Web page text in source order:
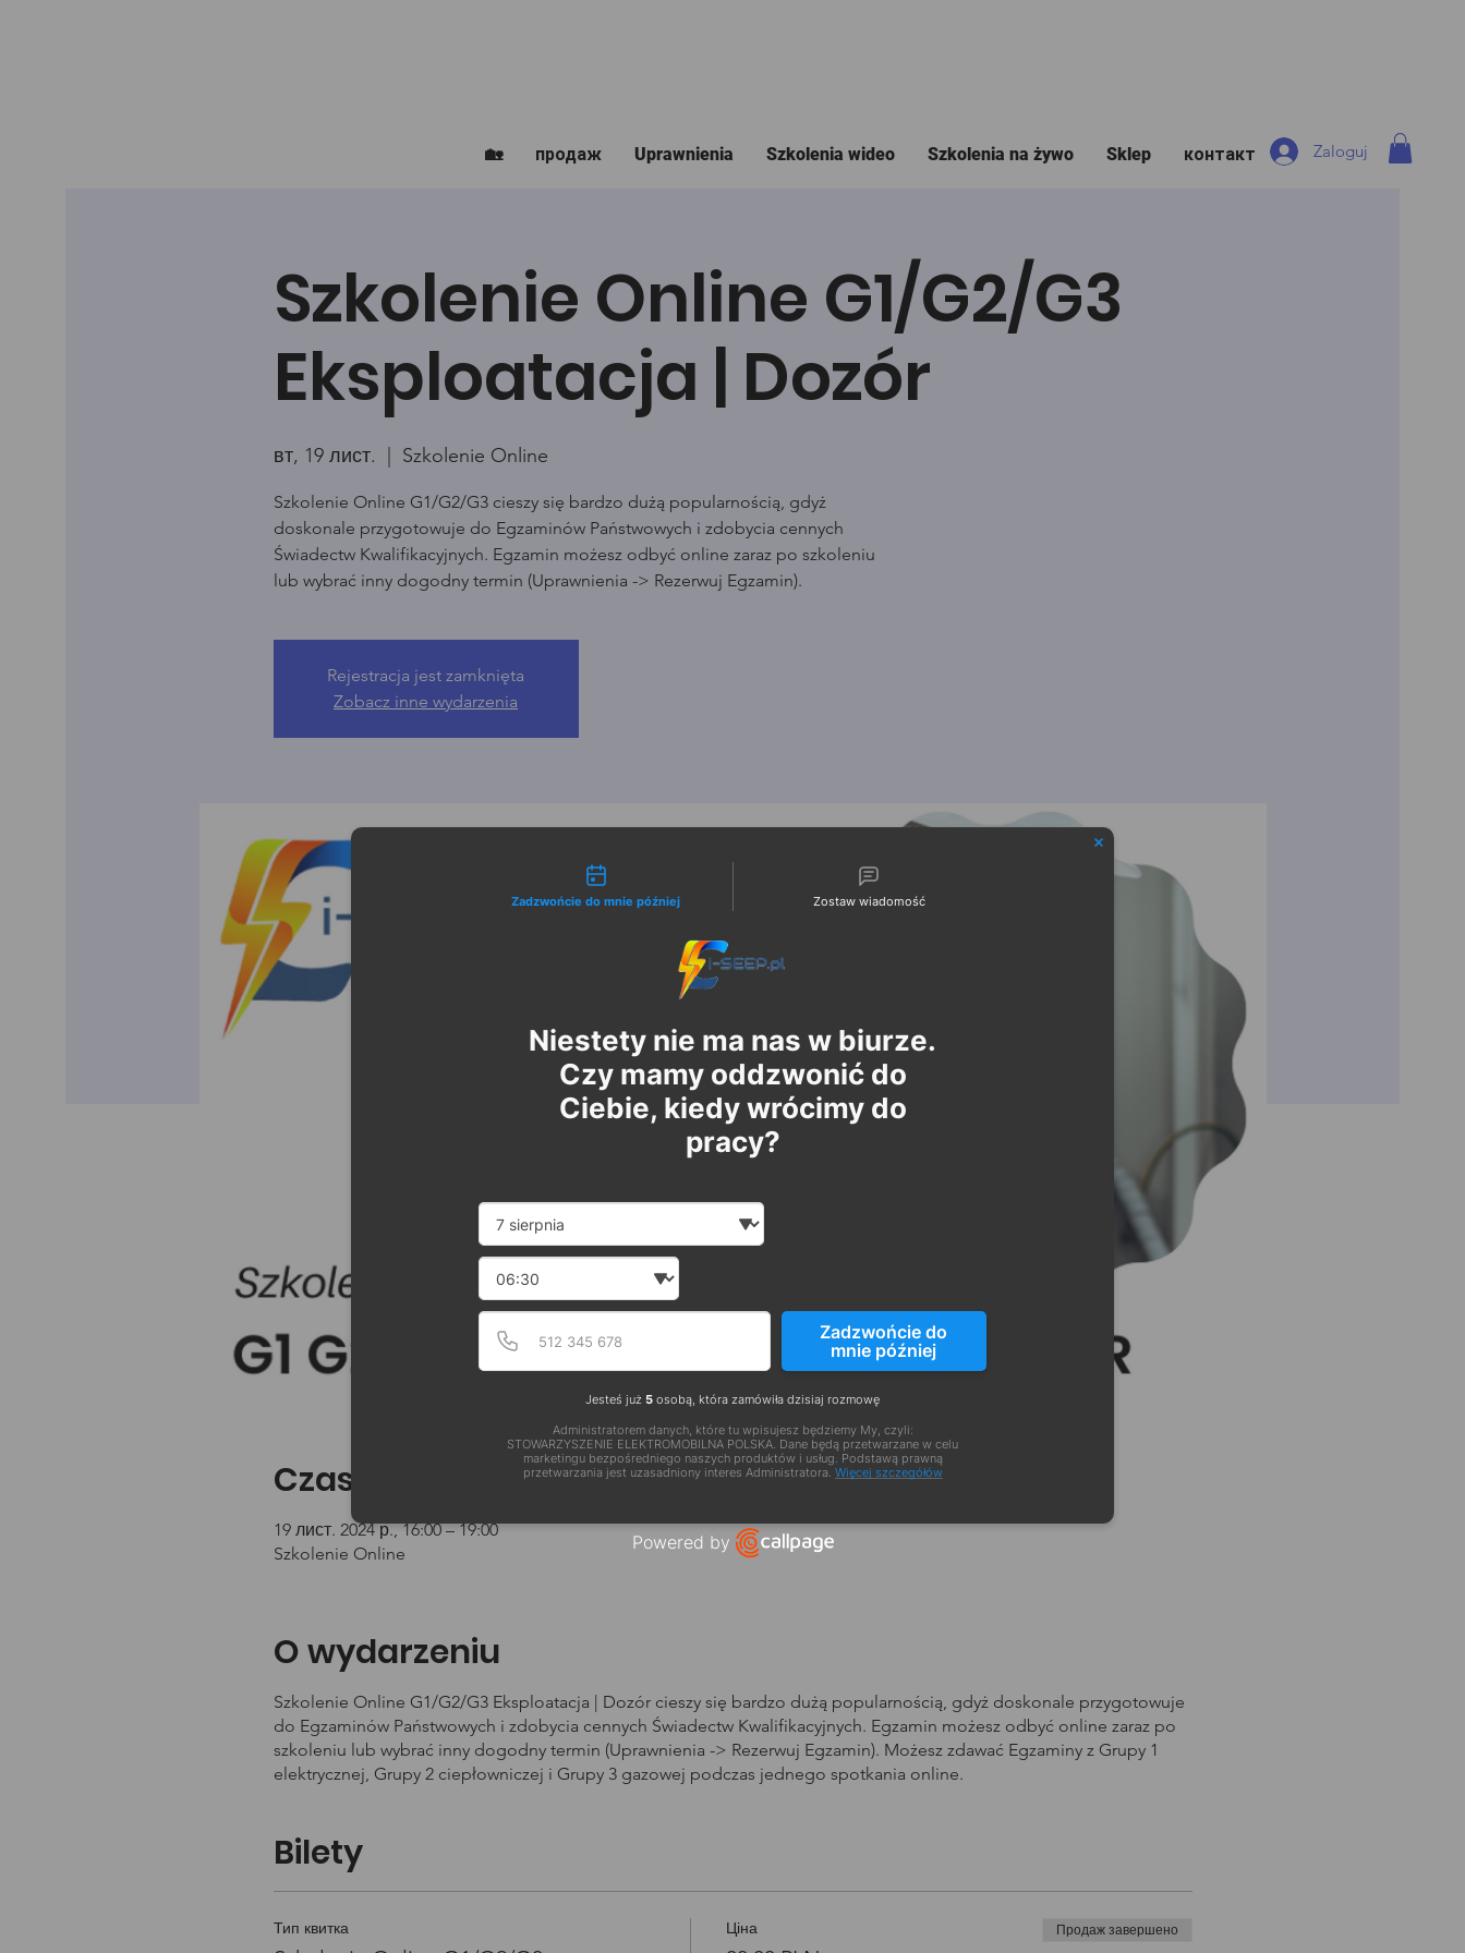
🏡 продаж Uprawnienia Szkolenia wideo Szkolenia na żywo Sklep контакт Zaloguj
Szkolenie Online G1/G2/G3
Eksploatacja | Dozór
вт, 19 лист.
  |
Szkolenie Online
Szkolenie Online G1/G2/G3 cieszy się bardzo dużą popularnością, gdyż
doskonale przygotowuje do Egzaminów Państwowych i zdobycia cennych
Świadectw Kwalifikacyjnych. Egzamin możesz odbyć online zaraz po szkoleniu
lub wybrać inny dogodny termin (Uprawnienia -> Rezerwuj Egzamin).
Rejestracja jest zamknięta
Zobacz inne wydarzenia
Czas i lokalizacja
19 лист. 2024 р., 16:00 – 19:00
Szkolenie Online
O wydarzeniu
Szkolenie Online G1/G2/G3 Eksploatacja | Dozór cieszy się bardzo dużą popularnością, gdyż doskonale przygotowuje
do Egzaminów Państwowych i zdobycia cennych Świadectw Kwalifikacyjnych. Egzamin możesz odbyć online zaraz po
szkoleniu lub wybrać inny dogodny termin (Uprawnienia -> Rezerwuj Egzamin). Możesz zdawać Egzaminy z Grupy 1
elektrycznej, Grupy 2 ciepłowniczej i Grupy 3 gazowej podczas jednego spotkania online.
Bilety
Тип квитка Ціна Продаж завершено
Możliwości kontaktu
Zadzwońcie do mnie później Zostaw wiadomość
Niestety nie ma nas w biurze.
Czy mamy oddzwonić do
Ciebie, kiedy wrócimy do
pracy?
Date and time slection for scheduled call
Wybierz datę
Wybierz godzinę
Numer telefonu
Podaj poprawny numer telefonu w formacie E164
Zadzwońcie do
mnie później
Jesteś już 5 osobą, która zamówiła dzisiaj rozmowę
Administratorem danych, które tu wpisujesz będziemy My, czyli:
STOWARZYSZENIE ELEKTROMOBILNA POLSKA. Dane będą przetwarzane w celu
marketingu bezpośredniego naszych produktów i usług. Podstawą prawną
przetwarzania jest uzasadniony interes Administratora. Więcej szczegółów
Powered by